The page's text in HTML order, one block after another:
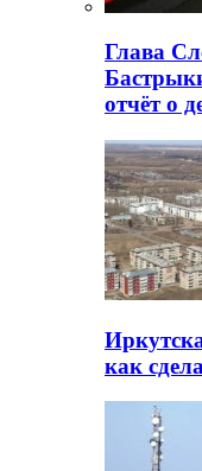
Глава
отчёт о
как